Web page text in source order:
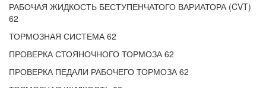
РАБОЧАЯ ЖИДКОСТЬ БЕСТУПЕНЧАТОГО ВАРИАТОРА (CVT)
62
ТОРМОЗНАЯ СИСТЕМА 62
ПРОВЕРКА СТОЯНОЧНОГО ТОРМОЗА 62
ПРОВЕРКА ПЕДАЛИ РАБОЧЕГО ТОРМОЗА 62